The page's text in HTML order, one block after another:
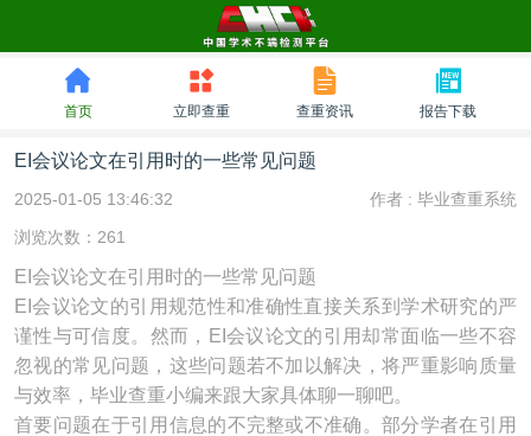
首页 立即查重 查重资讯 报告下载
EI会议论文在引用时的一些常见问题
2025-01-05 13:46:32 作者 : 毕业查重系统
浏览次数：261
EI会议论文在引用时的一些常见问题
EI会议论文的引用规范性和准确性直接关系到学术研究的严
谨性与可信度。然而，EI会议论文的引用却常面临一些不容
忽视的常见问题，这些问题若不加以解决，将严重影响质量
与效率，毕业查重小编来跟大家具体聊一聊吧。
首要问题在于引用信息的不完整或不准确。部分学者在引用